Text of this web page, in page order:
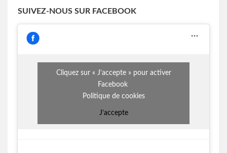
SUIVEZ-NOUS SUR FACEBOOK
Cliquez sur « J’accepte » pour activer
Facebook
Politique de cookies
J’accepte